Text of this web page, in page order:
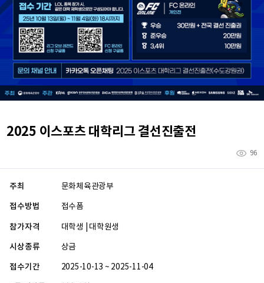
2025 이스포츠 대학리그 결선진출전
96
주최 문화체육관광부
접수방법 접수폼
참가자격 대학생 | 대학원생
시상종류 상금
접수기간 2025-10-13 ~ 2025-11-04